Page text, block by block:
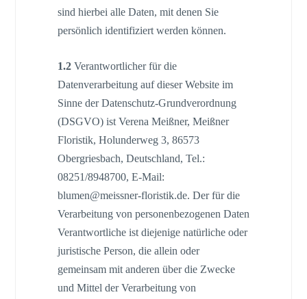
sind hierbei alle Daten, mit denen Sie
persönlich identifiziert werden können.
1.2Verantwortlicher für die
Datenverarbeitung auf dieser Website im
Sinne der Datenschutz-Grundverordnung
(DSGVO) ist Verena Meißner, Meißner
Floristik, Holunderweg 3, 86573
Obergriesbach, Deutschland, Tel.:
08251/8948700, E-Mail:
blumen@meissner-floristik.de. Der für die
Verarbeitung von personenbezogenen Daten
Verantwortliche ist diejenige natürliche oder
juristische Person, die allein oder
gemeinsam mit anderen über die Zwecke
und Mittel der Verarbeitung von